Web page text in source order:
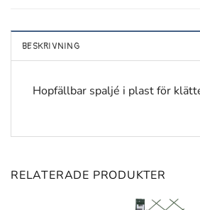
BESKRIVNING
Hopfällbar spaljé i plast för
RELATERADE PRODUKTER